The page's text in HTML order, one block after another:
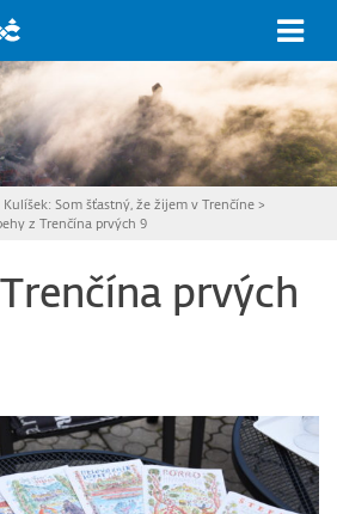
Kulíšek: Som šťastný, že žijem v Trenčíne >
z Trenčína prvých 9
prvých